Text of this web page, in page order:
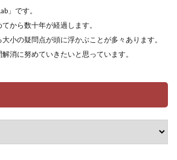
」です。
から数十年が経過します。
小の疑問点が頭に浮かぶことが多々あります。
消に努めていきたいと思っています。